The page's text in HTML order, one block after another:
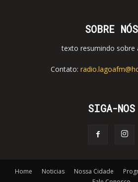
SOBRE NÓS
texto resumindo sobre
Contato:
SIGA-NOS
Home Noticias Nossa Cidade